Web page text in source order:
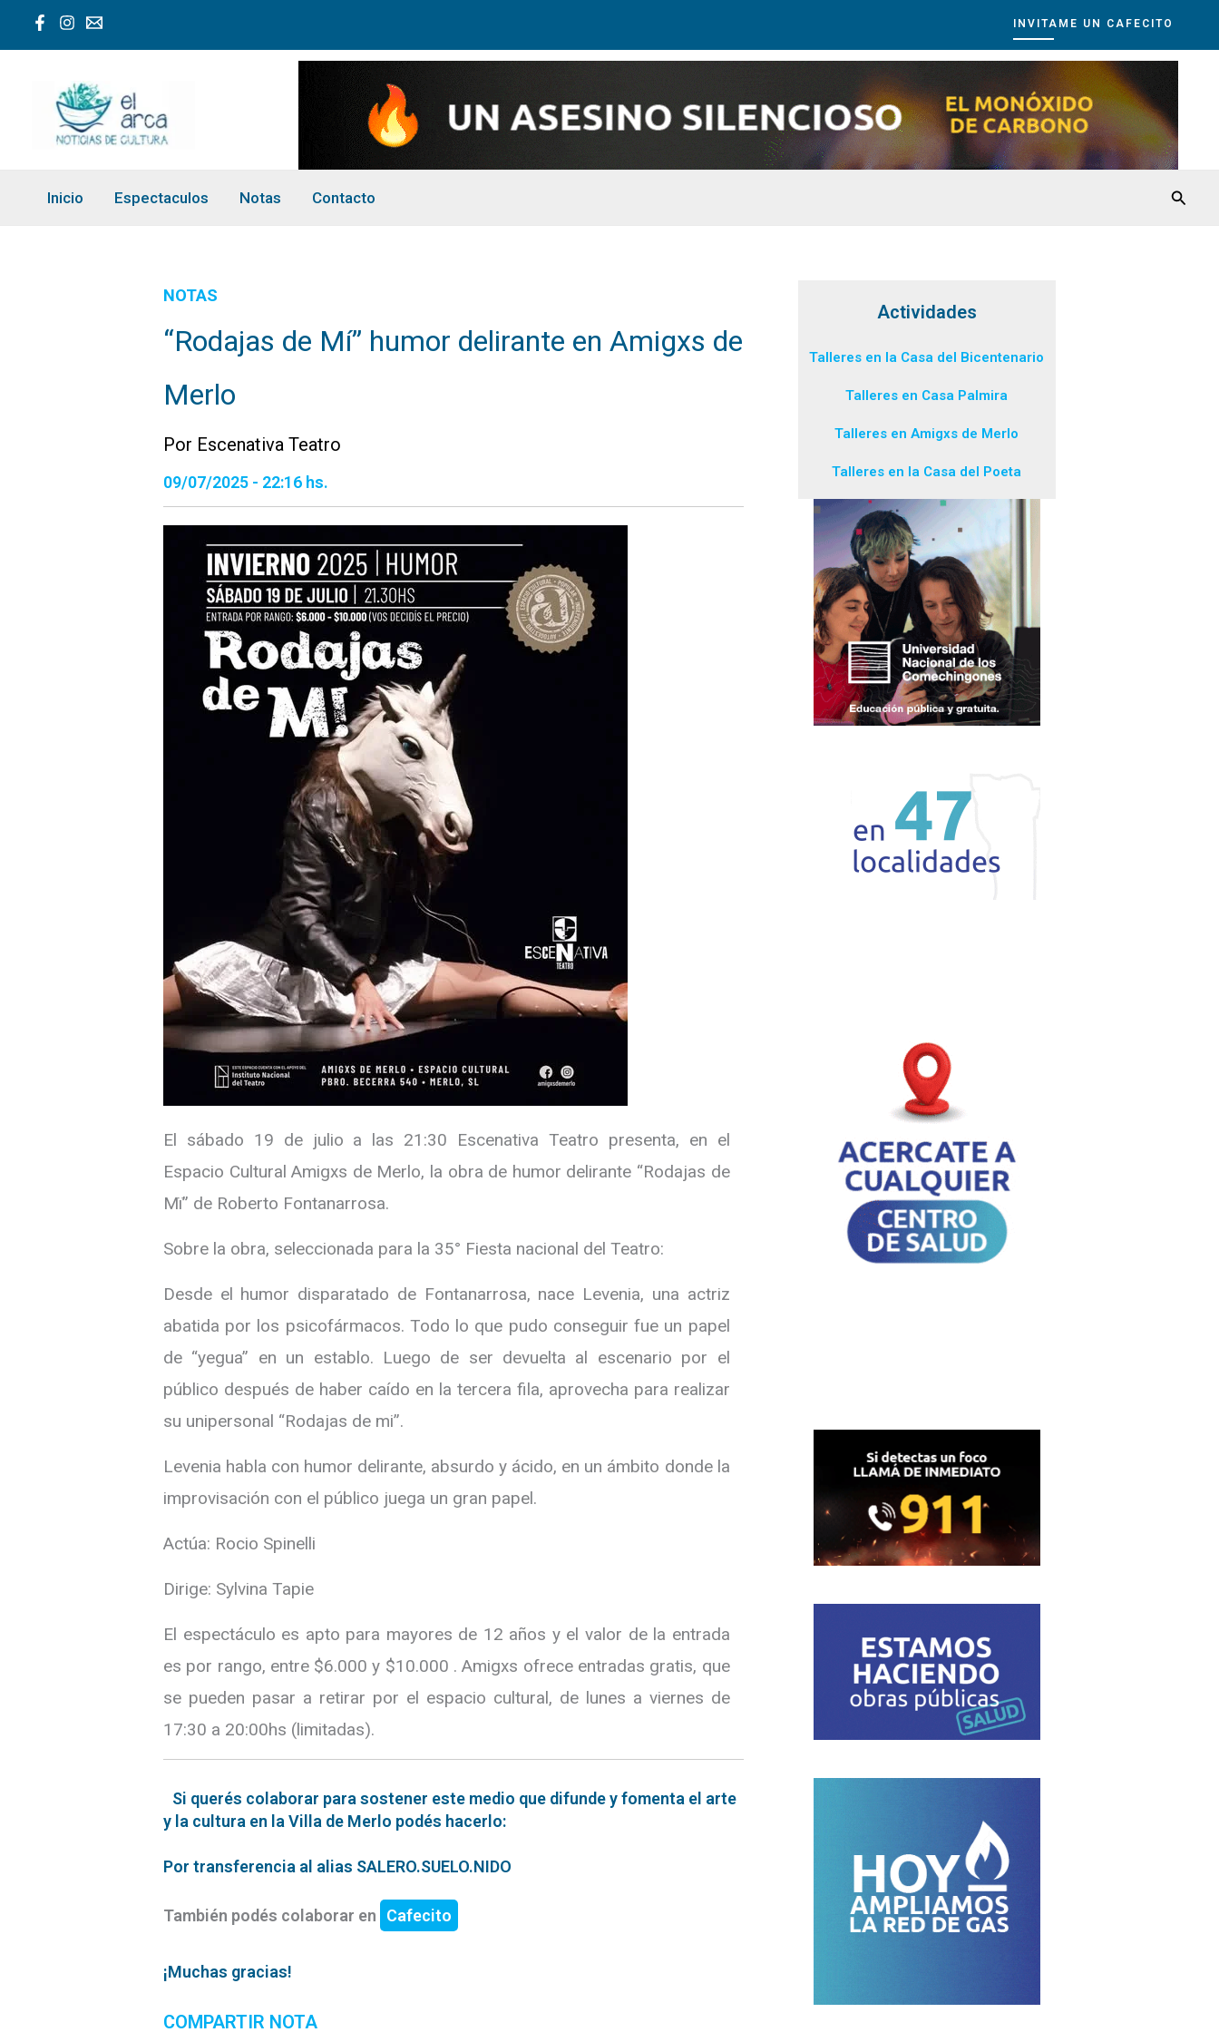
INVITAME UN CAFECITO
Inicio Espectaculos Notas Contacto
NOTAS
“Rodajas de Mí” humor delirante en Amigxs de
Merlo
Por Escenativa Teatro
09/07/2025 - 22:16 hs.
El sábado 19 de julio a las 21:30 Escenativa Teatro presenta, en el
Espacio Cultural Amigxs de Merlo, la obra de humor delirante “Rodajas de
Mï” de Roberto Fontanarrosa.
Sobre la obra, seleccionada para la 35° Fiesta nacional del Teatro:
Desde el humor disparatado de Fontanarrosa, nace Levenia, una actriz
abatida por los psicofármacos. Todo lo que pudo conseguir fue un papel
de “yegua” en un establo. Luego de ser devuelta al escenario por el
público después de haber caído en la tercera fila, aprovecha para realizar
su unipersonal “Rodajas de mi”.
Levenia habla con humor delirante, absurdo y ácido, en un ámbito donde la
improvisación con el público juega un gran papel.
Actúa: Rocio Spinelli
Dirige: Sylvina Tapie
El espectáculo es apto para mayores de 12 años y el valor de la entrada
es por rango, entre $6.000 y $10.000 . Amigxs ofrece entradas gratis, que
se pueden pasar a retirar por el espacio cultural, de lunes a viernes de
17:30 a 20:00hs (limitadas).
Si querés colaborar para sostener este medio que difunde y fomenta el arte
y la cultura en la Villa de Merlo podés hacerlo:
Por transferencia al alias SALERO.SUELO.NIDO
También podés colaborar en Cafecito
¡Muchas gracias!
COMPARTIR NOTA
Actividades
Talleres en la Casa del Bicentenario
Talleres en Casa Palmira
Talleres en Amigxs de Merlo
Talleres en la Casa del Poeta